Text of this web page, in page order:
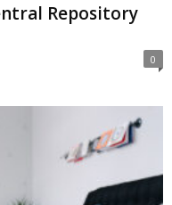
Repository
0